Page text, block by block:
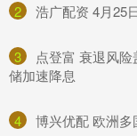
2 浩广配资 4月25
3
点登富 衰退风
储加速降息
4 博兴优配 欧洲